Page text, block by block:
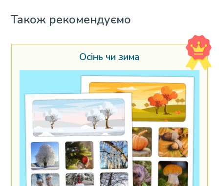
Також рекомендуємо
Осінь чи зима